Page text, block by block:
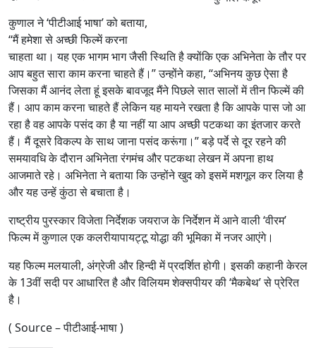
कुणाल ने ‘पीटीआई भाषा’ को बताया,
‘‘मैं हमेशा से अच्छी फिल्में करना
चाहता था। यह एक भागम भाग जैसी स्थिति है क्योंकि एक अभिनेता के तौर पर
आप बहुत सारा काम करना चाहते हैं।’’ उन्होंने कहा, ‘‘अभिनय कुछ ऐसा है
जिसका मैं आनंद लेता हूं इसके बावजूद मैंने पिछले सात सालों में तीन फिल्में की
हैं। आप काम करना चाहते हैं लेकिन यह मायने रखता है कि आपके पास जो आ
रहा है वह आपके पसंद का है या नहीं या आप अच्छी पटकथा का इंतजार करते
हैं। मैं दूसरे विकल्प के साथ जाना पसंद करूंगा।’’ बड़े पर्दे से दूर रहने की
समयावधि के दौरान अभिनेता रंगमंच और पटकथा लेखन में अपना हाथ
आजमाते रहे। अभिनेता ने बताया कि उन्होंने खुद को इसमें मशगूल कर लिया है
और यह उन्हें कुंठा से बचाता है।
राष्ट्रीय पुरस्कार विजेता निर्देशक जयराज के निर्देशन में आने वाली ‘वीरम’
फिल्म में कुणाल एक कलरीयापायट्टू योद्धा की भूमिका में नजर आएंगे।
यह फिल्म मलयाली, अंग्रेजी और हिन्दी में प्रदर्शित होगी। इसकी कहानी केरल
के 13वीं सदी पर आधारित है और विलियम शेक्सपीयर की ‘मैकबेथ’ से प्रेरित
है।
( Source – पीटीआई-भाषा )